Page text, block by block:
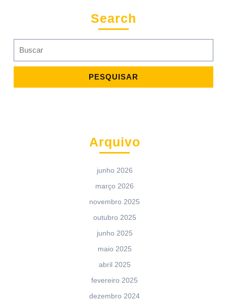
Search
for:
Arquivo
junho 2026
março 2026
novembro 2025
outubro 2025
junho 2025
maio 2025
abril 2025
fevereiro 2025
dezembro 2024